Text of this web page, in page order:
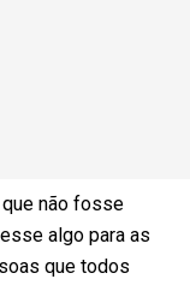
que não fosse
algo para as
que todos